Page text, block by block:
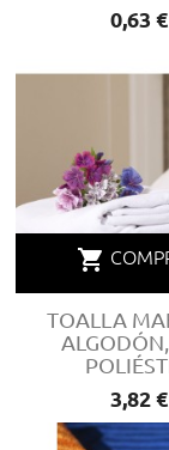
Precio
0,63 €
TOALLA
Precio
3,82 €
shopping_cart